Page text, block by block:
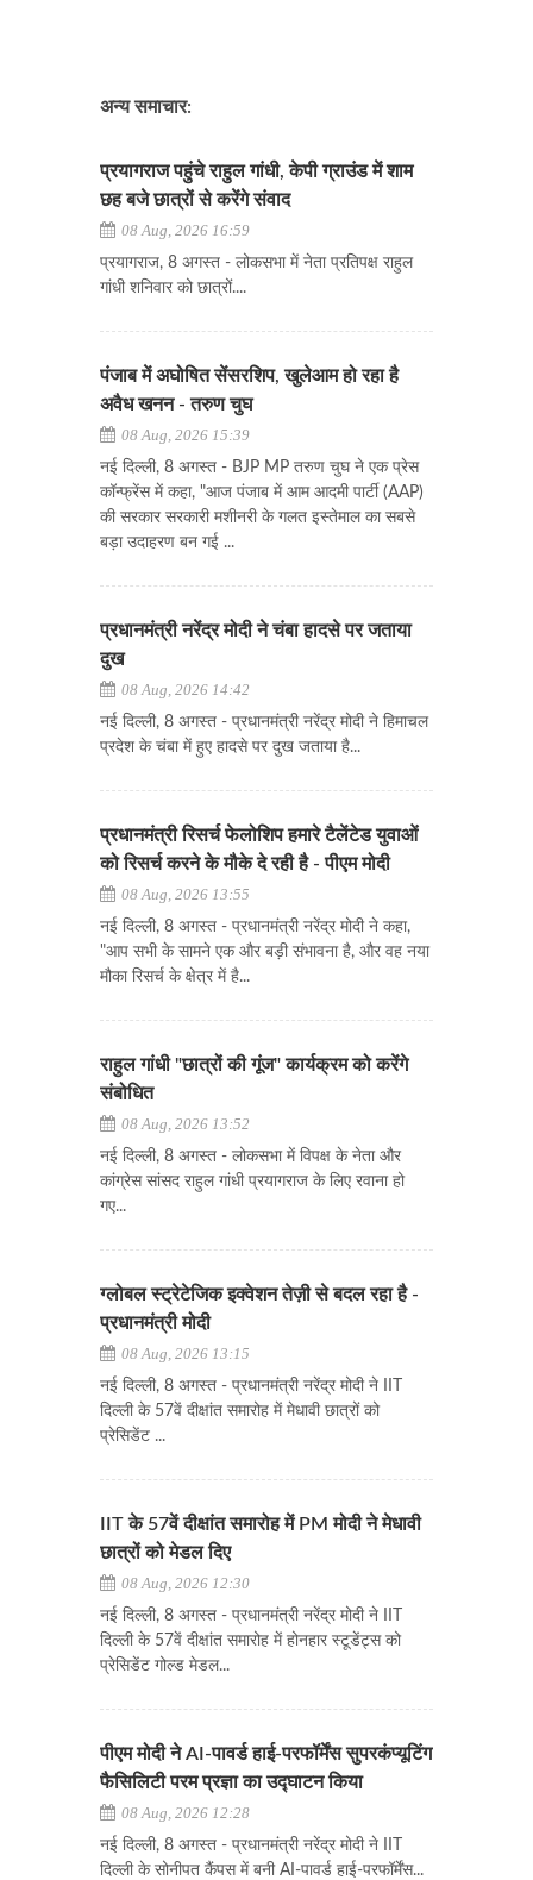
अन्य समाचार:
प्रयागराज पहुंचे राहुल गांधी, केपी ग्राउंड में शाम
छह बजे छात्रों से करेंगे संवाद
08 Aug, 2026 16:59
प्रयागराज, 8 अगस्त - लोकसभा में नेता प्रतिपक्ष राहुल
गांधी शनिवार को छात्रों....
पंजाब में अघोषित सेंसरशिप, खुलेआम हो रहा है
अवैध खनन - तरुण चुघ
08 Aug, 2026 15:39
नई दिल्ली, 8 अगस्त - BJP MP तरुण चुघ ने एक प्रेस
कॉन्फ्रेंस में कहा, "आज पंजाब में आम आदमी पार्टी (AAP)
की सरकार सरकारी मशीनरी के गलत इस्तेमाल का सबसे
बड़ा उदाहरण बन गई ...
प्रधानमंत्री नरेंद्र मोदी ने चंबा हादसे पर जताया
दुख
08 Aug, 2026 14:42
नई दिल्ली, 8 अगस्त - प्रधानमंत्री नरेंद्र मोदी ने हिमाचल
प्रदेश के चंबा में हुए हादसे पर दुख जताया है...
प्रधानमंत्री रिसर्च फेलोशिप हमारे टैलेंटेड युवाओं
को रिसर्च करने के मौके दे रही है - पीएम मोदी
08 Aug, 2026 13:55
नई दिल्ली, 8 अगस्त - प्रधानमंत्री नरेंद्र मोदी ने कहा,
"आप सभी के सामने एक और बड़ी संभावना है, और वह नया
मौका रिसर्च के क्षेत्र में है...
राहुल गांधी "छात्रों की गूंज" कार्यक्रम को करेंगे
संबोधित
08 Aug, 2026 13:52
नई दिल्ली, 8 अगस्त - लोकसभा में विपक्ष के नेता और
कांग्रेस सांसद राहुल गांधी प्रयागराज के लिए रवाना हो
गए...
ग्लोबल स्ट्रेटेजिक इक्वेशन तेज़ी से बदल रहा है -
प्रधानमंत्री मोदी
08 Aug, 2026 13:15
नई दिल्ली, 8 अगस्त - प्रधानमंत्री नरेंद्र मोदी ने IIT
दिल्ली के 57वें दीक्षांत समारोह में मेधावी छात्रों को
प्रेसिडेंट ...
IIT के 57वें दीक्षांत समारोह में PM मोदी ने मेधावी
छात्रों को मेडल दिए
08 Aug, 2026 12:30
नई दिल्ली, 8 अगस्त - प्रधानमंत्री नरेंद्र मोदी ने IIT
दिल्ली के 57वें दीक्षांत समारोह में होनहार स्टूडेंट्स को
प्रेसिडेंट गोल्ड मेडल...
पीएम मोदी ने AI-पावर्ड हाई-परफॉर्मेंस सुपरकंप्यूटिंग
फैसिलिटी परम प्रज्ञा का उद्घाटन किया
08 Aug, 2026 12:28
नई दिल्ली, 8 अगस्त - प्रधानमंत्री नरेंद्र मोदी ने IIT
दिल्ली के सोनीपत कैंपस में बनी AI-पावर्ड हाई-परफॉर्मेंस...